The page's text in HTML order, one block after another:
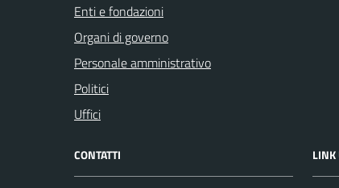
Enti e fondazioni
Organi di governo
Personale amministrativo
Politici
Uffici
CONTATTI LINK